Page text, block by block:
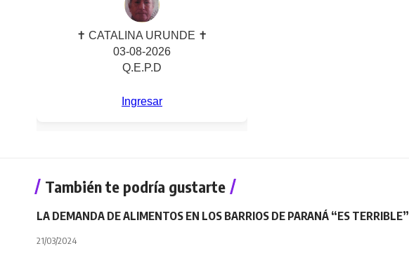
También te podría gustarte
LA DEMANDA DE ALIMENTOS EN LOS BARRIOS DE PARANÁ “ES TERRIBLE”
21/03/2024